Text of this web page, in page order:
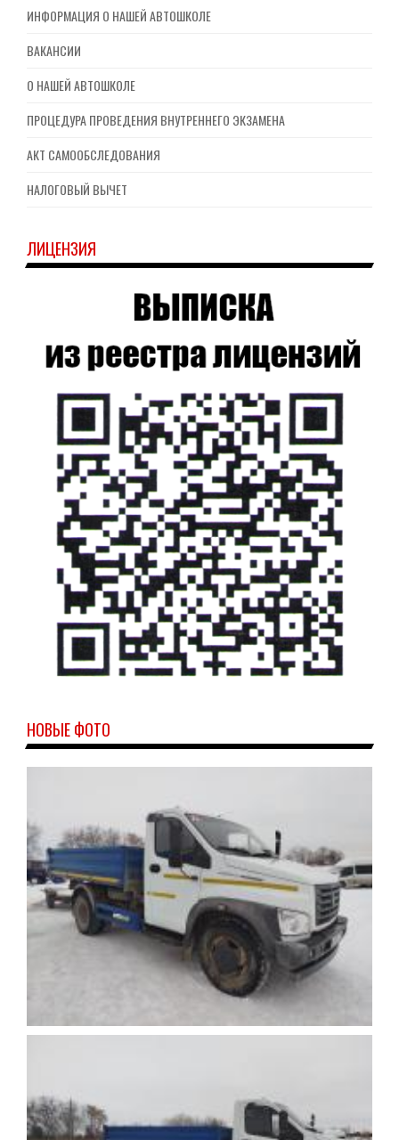
ИНФОРМАЦИЯ О НАШЕЙ АВТОШКОЛЕ
ВАКАНСИИ
О НАШЕЙ АВТОШКОЛЕ
ПРОЦЕДУРА ПРОВЕДЕНИЯ ВНУТРЕННЕГО ЭКЗАМЕНА
АКТ САМООБСЛЕДОВАНИЯ
НАЛОГОВЫЙ ВЫЧЕТ
ЛИЦЕНЗИЯ
НОВЫЕ ФОТО